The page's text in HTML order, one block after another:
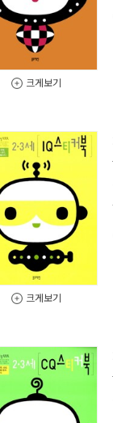
크게보기
크게보기